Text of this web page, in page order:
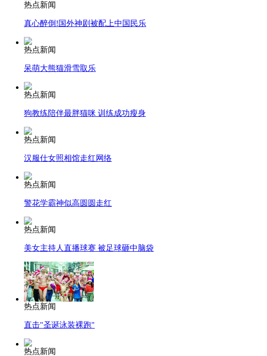
安徽一实载49人客车翻车
走！跟着总书记去植树
消防员救轻生者
纽约上演“枕头大战”
司机酒驾遇交警 急速倒车逃窜
热点新闻
真心醉倒!国外神剧被配上中国民乐
热点新闻
呆萌大熊猫滑雪取乐
热点新闻
狗教练陪伴最胖猫咪 训练成功瘦身
热点新闻
汉服仕女照相馆走红网络
热点新闻
警花学霸神似高圆圆走红
热点新闻
美女主持人直播球赛 被足球砸中脑袋
热点新闻
直击"圣诞泳装裸跑"
热点新闻